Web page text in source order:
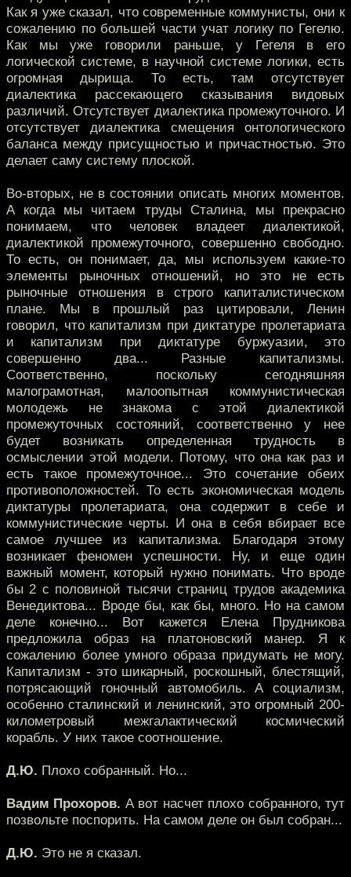
Как я уже сказал, что современные коммунисты, они к
сожалению по большей части учат логику по Гегелю.
Как мы уже говорили раньше, у Гегеля в его
логической системе, в научной системе логики, есть
огромная дырища. То есть, там отсутствует
диалектика рассекающего сказывания видовых
различий. Отсутствует диалектика промежуточного. И
отсутствует диалектика смещения онтологического
баланса между присущностью и причастностью. Это
делает саму систему плоской.
Во-вторых, не в состоянии описать многих моментов.
А когда мы читаем труды Сталина, мы прекрасно
понимаем, что человек владеет диалектикой,
диалектикой промежуточного, совершенно свободно.
То есть, он понимает, да, мы используем какие-то
элементы рыночных отношений, но это не есть
рыночные отношения в строго капиталистическом
плане. Мы в прошлый раз цитировали, Ленин
говорил, что капитализм при диктатуре пролетариата
и капитализм при диктатуре буржуазии, это
совершенно два... Разные капитализмы.
Соответственно, поскольку сегодняшняя
малограмотная, малоопытная коммунистическая
молодежь не знакома с этой диалектикой
промежуточных состояний, соответственно у нее
будет возникать определенная трудность в
осмыслении этой модели. Потому, что она как раз и
есть такое промежуточное... Это сочетание обеих
противоположностей. То есть экономическая модель
диктатуры пролетариата, она содержит в себе и
коммунистические черты. И она в себя вбирает все
самое лучшее из капитализма. Благодаря этому
возникает феномен успешности. Ну, и еще один
важный момент, который нужно понимать. Что вроде
бы 2 с половиной тысячи страниц трудов академика
Венедиктова... Вроде бы, как бы, много. Но на самом
деле конечно... Вот кажется Елена Прудникова
предложила образ на платоновский манер. Я к
сожалению более умного образа придумать не могу.
Капитализм - это шикарный, роскошный, блестящий,
потрясающий гоночный автомобиль. А социализм,
особенно сталинский и ленинский, это огромный 200-
километровый межгалактический космический
корабль. У них такое соотношение.
Д.Ю. Плохо собранный. Но...
Вадим Прохоров. А вот насчет плохо собранного, тут
позвольте поспорить. На самом деле он был собран...
Д.Ю. Это не я сказал.